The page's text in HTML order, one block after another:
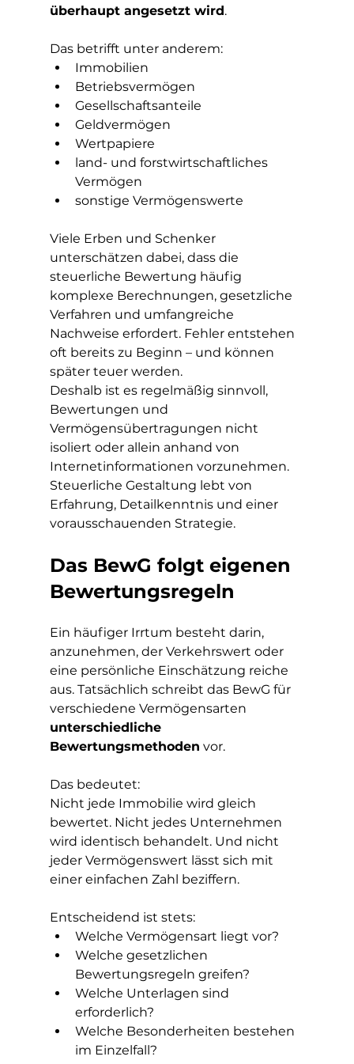
überhaupt angesetzt wird.
Das betrifft unter anderem:
Immobilien
Betriebsvermögen
Gesellschaftsanteile
Geldvermögen
Wertpapiere
land- und forstwirtschaftliches
Vermögen
sonstige Vermögenswerte
Viele Erben und Schenker
unterschätzen dabei, dass die
steuerliche Bewertung häufig
komplexe Berechnungen, gesetzliche
Verfahren und umfangreiche
Nachweise erfordert. Fehler entstehen
oft bereits zu Beginn – und können
später teuer werden.
Deshalb ist es regelmäßig sinnvoll,
Bewertungen und
Vermögensübertragungen nicht
isoliert oder allein anhand von
Internetinformationen vorzunehmen.
Steuerliche Gestaltung lebt von
Erfahrung, Detailkenntnis und einer
vorausschauenden Strategie.
Das BewG folgt eigenen
Bewertungsregeln
Ein häufiger Irrtum besteht darin,
anzunehmen, der Verkehrswert oder
eine persönliche Einschätzung reiche
aus. Tatsächlich schreibt das BewG für
verschiedene Vermögensarten
unterschiedliche
Bewertungsmethoden vor.
Das bedeutet:
Nicht jede Immobilie wird gleich
bewertet. Nicht jedes Unternehmen
wird identisch behandelt. Und nicht
jeder Vermögenswert lässt sich mit
einer einfachen Zahl beziffern.
Entscheidend ist stets:
Welche Vermögensart liegt vor?
Welche gesetzlichen
Bewertungsregeln greifen?
Welche Unterlagen sind
erforderlich?
Welche Besonderheiten bestehen
im Einzelfall?